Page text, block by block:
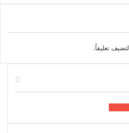
لتضيف تعليقاً.